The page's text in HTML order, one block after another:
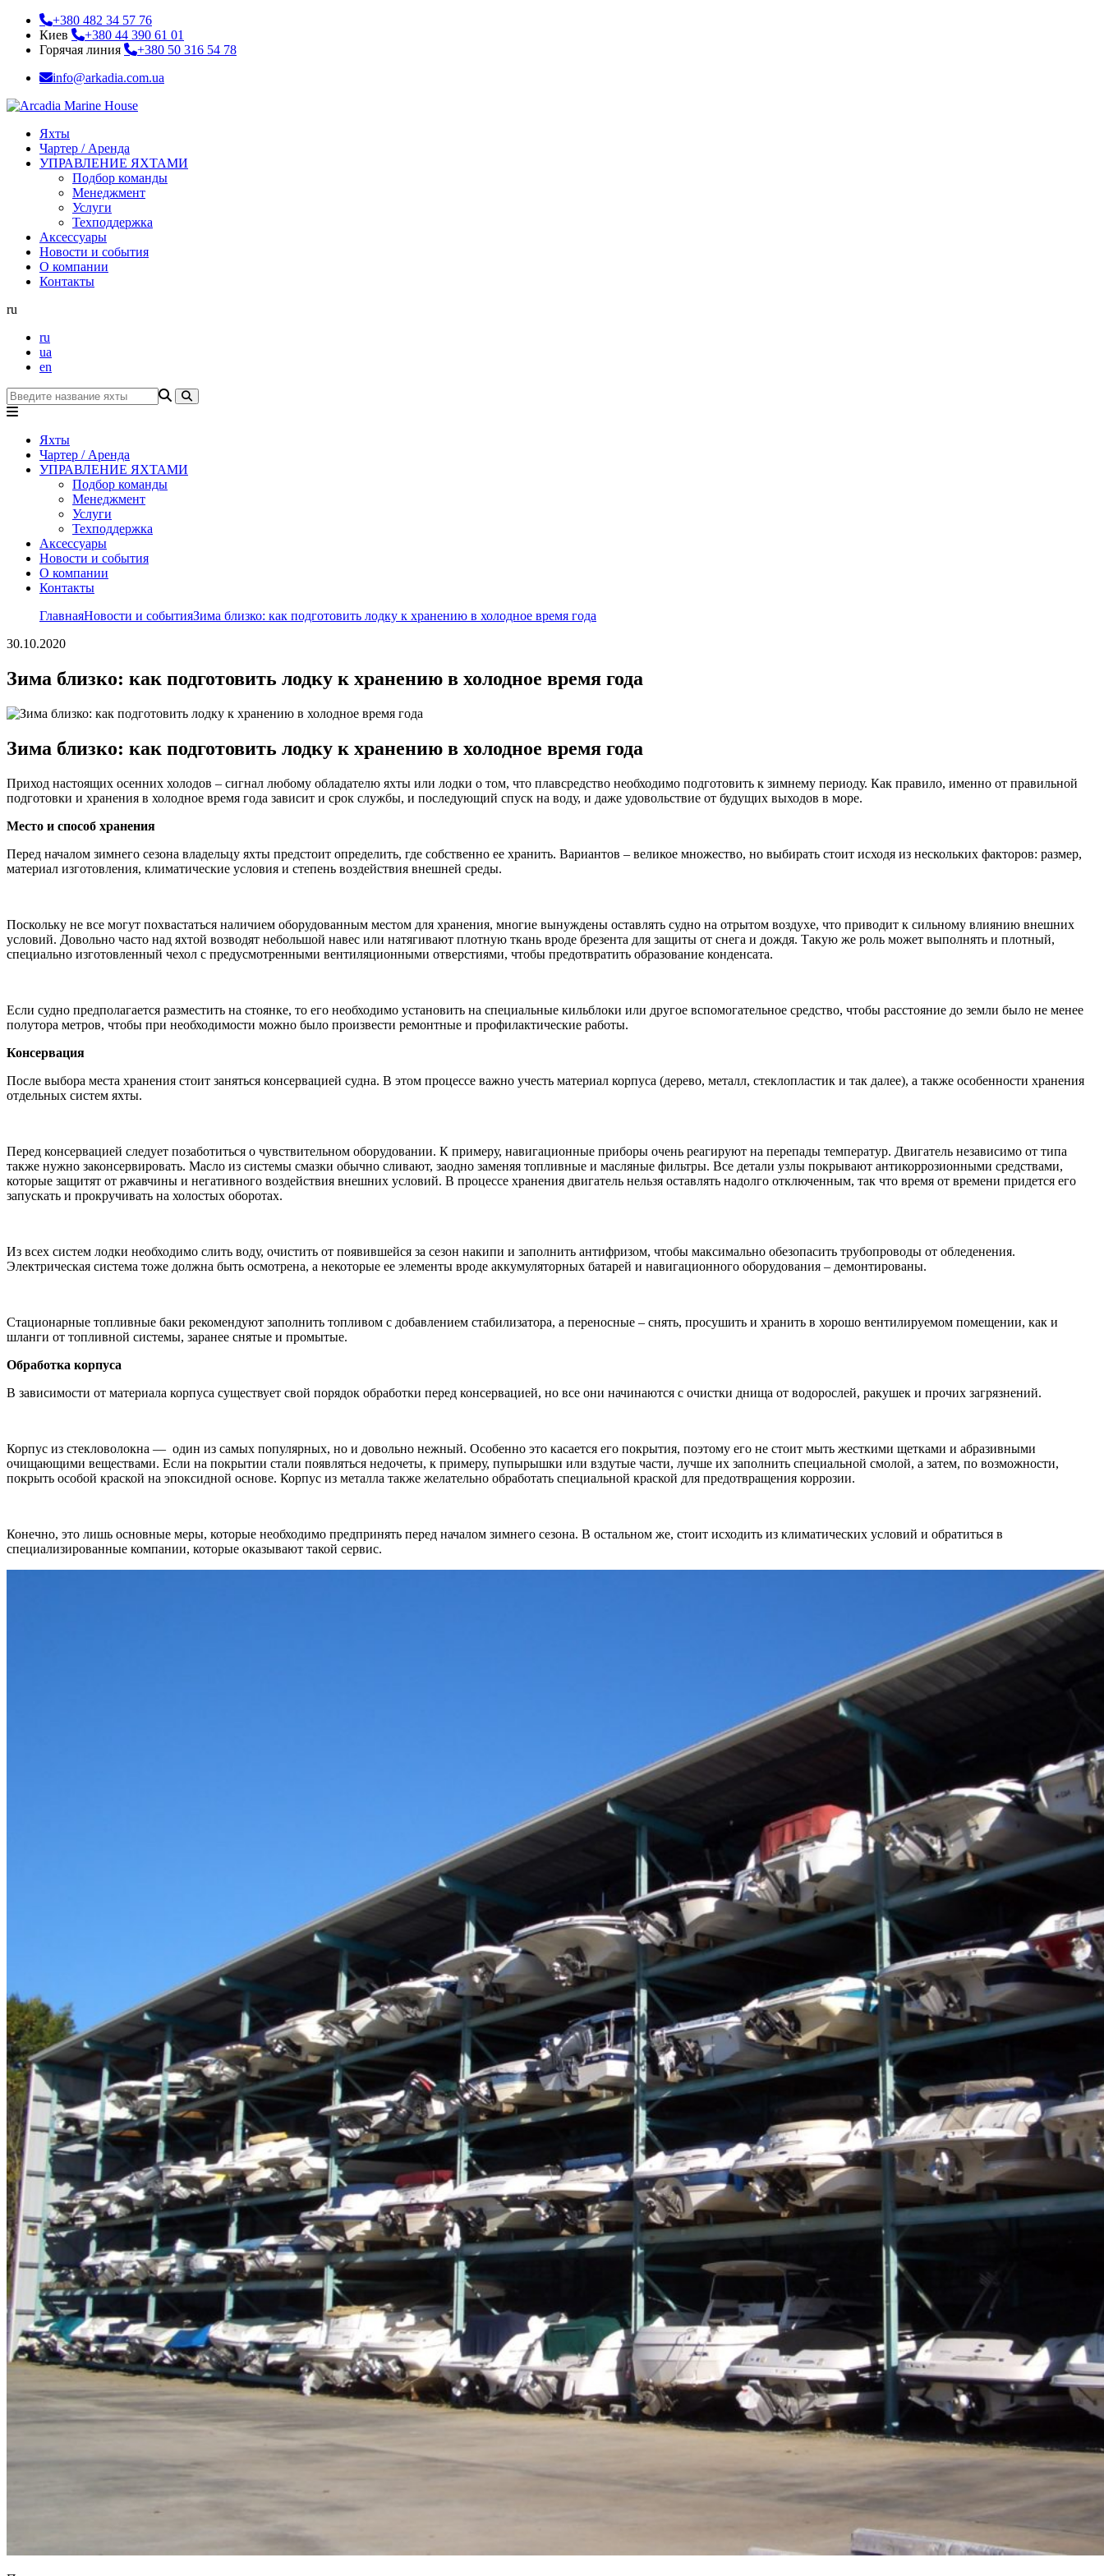
+380 482 34 57 76
Киев
+380 44 390 61 01
Горячая линия
+380 50 316 54 78
info@arkadia.com.ua
Яхты
Чартер / Аренда
УПРАВЛЕНИЕ ЯХТАМИ
Подбор команды
Менеджмент
Услуги
Техподдержка
Аксессуары
Новости и события
О компании
Контакты
ru
ru
ua
en
Яхты
Чартер / Аренда
УПРАВЛЕНИЕ ЯХТАМИ
Подбор команды
Менеджмент
Услуги
Техподдержка
Аксессуары
Новости и события
О компании
Контакты
ГлавнаяНовости и событияЗима близко: как подготовить лодку к хранению в холодное время года
30.10.2020
Зима близко: как подготовить лодку к хранению в холодное время года
Зима близко: как подготовить лодку к хранению в холодное время года
Приход настоящих осенних холодов – сигнал любому обладателю яхты или лодки о том, что плавсредство необходимо подготовить к зимнему периоду. Как правило, именно от правильной
подготовки и хранения в холодное время года зависит и срок службы, и последующий спуск на воду, и даже удовольствие от будущих выходов в море.
Место и способ хранения
Перед началом зимнего сезона владельцу яхты предстоит определить, где собственно ее хранить. Вариантов – великое множество, но выбирать стоит исходя из нескольких факторов: размер,
материал изготовления, климатические условия и степень воздействия внешней среды.
Поскольку не все могут похвастаться наличием оборудованным местом для хранения, многие вынуждены оставлять судно на отрытом воздухе, что приводит к сильному влиянию внешних
условий. Довольно часто над яхтой возводят небольшой навес или натягивают плотную ткань вроде брезента для защиты от снега и дождя. Такую же роль может выполнять и плотный,
специально изготовленный чехол с предусмотренными вентиляционными отверстиями, чтобы предотвратить образование конденсата.
Если судно предполагается разместить на стоянке, то его необходимо установить на специальные кильблоки или другое вспомогательное средство, чтобы расстояние до земли было не менее
полутора метров, чтобы при необходимости можно было произвести ремонтные и профилактические работы.
Консервация
После выбора места хранения стоит заняться консервацией судна. В этом процессе важно учесть материал корпуса (дерево, металл, стеклопластик и так далее), а также особенности хранения
отдельных систем яхты.
Перед консервацией следует позаботиться о чувствительном оборудовании. К примеру, навигационные приборы очень реагируют на перепады температур. Двигатель независимо от типа
также нужно законсервировать. Масло из системы смазки обычно сливают, заодно заменяя топливные и масляные фильтры. Все детали узлы покрывают антикоррозионными средствами,
которые защитят от ржавчины и негативного воздействия внешних условий. В процессе хранения двигатель нельзя оставлять надолго отключенным, так что время от времени придется его
запускать и прокручивать на холостых оборотах.
Из всех систем лодки необходимо слить воду, очистить от появившейся за сезон накипи и заполнить антифризом, чтобы максимально обезопасить трубопроводы от обледенения.
Электрическая система тоже должна быть осмотрена, а некоторые ее элементы вроде аккумуляторных батарей и навигационного оборудования – демонтированы.
Стационарные топливные баки рекомендуют заполнить топливом с добавлением стабилизатора, а переносные – снять, просушить и хранить в хорошо вентилируемом помещении, как и
шланги от топливной системы, заранее снятые и промытые.
Обработка корпуса
В зависимости от материала корпуса существует свой порядок обработки перед консервацией, но все они начинаются с очистки днища от водорослей, ракушек и прочих загрязнений.
Корпус из стекловолокна — один из самых популярных, но и довольно нежный. Особенно это касается его покрытия, поэтому его не стоит мыть жесткими щетками и абразивными
очищающими веществами. Если на покрытии стали появляться недочеты, к примеру, пупырышки или вздутые части, лучше их заполнить специальной смолой, а затем, по возможности,
покрыть особой краской на эпоксидной основе. Корпус из металла также желательно обработать специальной краской для предотвращения коррозии.
Конечно, это лишь основные меры, которые необходимо предпринять перед началом зимнего сезона. В остальном же, стоит исходить из климатических условий и обратиться в
специализированные компании, которые оказывают такой сервис.